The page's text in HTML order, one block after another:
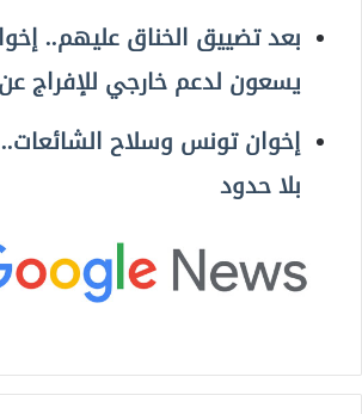
بعد تضييق الخناق عليهم..
يسعون لدعم خارجي للإفراج
إخوان تونس وسلاح
بلا حدود